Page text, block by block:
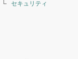
セキュリティ